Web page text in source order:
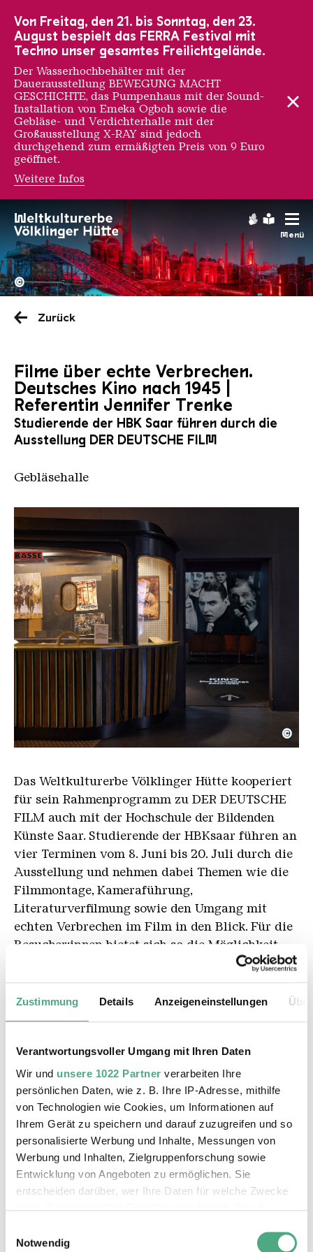
Zustimmung Details Anzeigeneinstellungen
Verantwortungsvoller Umgang mit Ihren Daten
Wir und unsere 1022 Partner verarbeiten Ihre
persönlichen Daten, wie z. B. Ihre IP-Adresse, mithilfe
von Technologien wie Cookies, um Informationen auf
Ihrem Gerät zu speichern und darauf zuzugreifen und so
personalisierte Werbung und Inhalte, Messungen von
Werbung und Inhalten, Zielgruppenforschung sowie
Entwicklung von Angeboten zu ermöglichen. Sie
entscheiden darüber, wer Ihre Daten für welche Zwecke
nutzt. Sie können Ihre Einwilligung jederzeit über die
Trigger Symbol ändern oder widerrufen
Notwendig
Menü
Hochofengruppe in Rot
Copyright:
©
Zurück
Filme über echte Verbrechen.
Deutsches Kino nach 1945 |
Referentin Jennifer Trenke
Studierende der HBK Saar führen durch die
Ausstellung DER DEUTSCHE FILM
Gebläsehalle
DER DEUTSCHE FILM Kino beschnitten ab Kasse
Copyright: Hans-Georg Merkel | Weltkulturerbe
©
Das Weltkulturerbe Völklinger Hütte kooperiert
für sein Rahmenprogramm zu DER DEUTSCHE
FILM auch mit der Hochschule der Bildenden
Künste Saar. Studierende der HBKsaar führen an
vier Terminen vom 8. Juni bis 20. Juli durch die
Ausstellung und nehmen dabei Themen wie die
Filmmontage, Kameraführung,
Literaturverfilmung sowie den Umgang mit
echten Verbrechen im Film in den Blick. Für die
Besucher:innen bietet sich so die Möglichkeit,
Einzelthemen der deutschen Filmgeschichte zu
vertiefen.
3 € Teilnahmegebühr zum Eintritt.
Jahre Teilnahme frei.
Max. 30 Personen. Sie können Ihre
Tickets in unserem Online-Shop oder
an der Kasse erwerben.
ZUM TICKETSHOP
Von Freitag, den 21. bis Sonntag, den 23.
August bespielt das FERRA Festival mit
Techno unser gesamtes Freilichtgelände.
Der Wasserhochbehälter mit der
Dauerausstellung BEWEGUNG MACHT
GESCHICHTE, das Pumpenhaus mit der Sound-
Installation von Emeka Ogboh sowie die
Gebläse- und Verdichterhalle mit der
Großausstellung X-RAY sind jedoch
durchgehend zum ermäßigten Preis von 9 Euro
geöffnet.
Weitere Infos